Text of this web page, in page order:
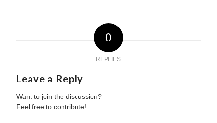
0
REPLIES
Leave a Reply
Want to join the discussion?
Feel free to contribute!